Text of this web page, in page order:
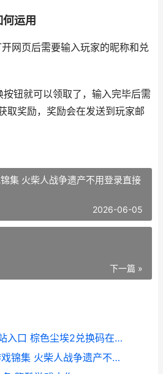
运用
网页后需要输入玩家的昵称和兑
钮就可以领取了，输入完毕后需
取奖励，奖励会在发送到玩家邮
集 火柴人战争遗产不用登录直接
2026-06-05
下一篇 »
棕色尘埃2兑换码网站入口 棕色尘埃2兑换码在哪输入
不用登录直接玩的游戏锦集 火柴人战争遗产不用登录直接玩